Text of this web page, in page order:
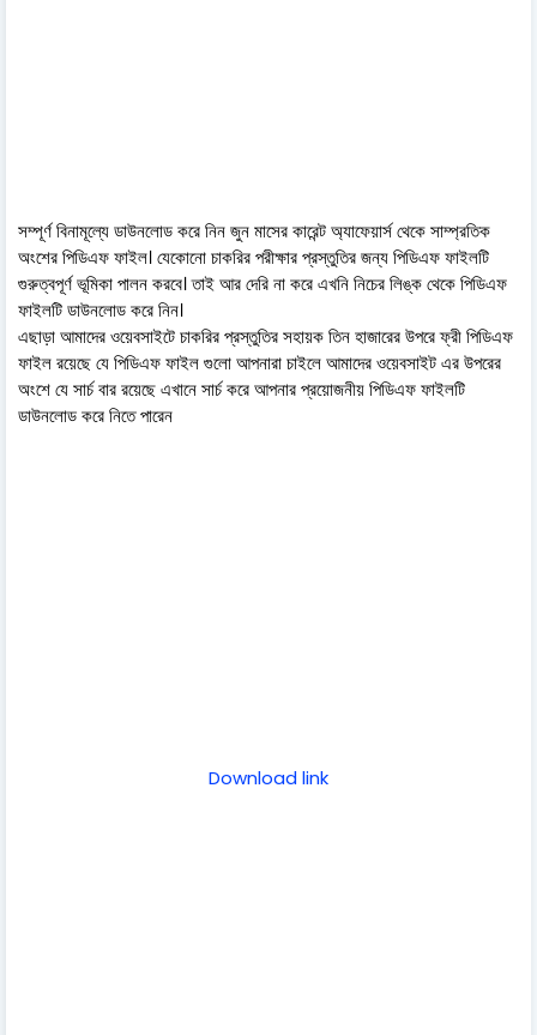
সম্পূর্ণ বিনামূল্যে ডাউনলোড করে নিন জুন মাসের কারেন্ট অ্যাফেয়ার্স থেকে সাম্প্রতিক
অংশের পিডিএফ ফাইল। যেকোনো চাকরির পরীক্ষার প্রস্তুতির জন্য পিডিএফ ফাইলটি
গুরুত্বপূর্ণ ভূমিকা পালন করবে। তাই আর দেরি না করে এখনি নিচের লিঙ্ক থেকে পিডিএফ
ফাইলটি ডাউনলোড করে নিন।
এছাড়া আমাদের ওয়েবসাইটে চাকরির প্রস্তুতির সহায়ক তিন হাজারের উপরে ফ্রী পিডিএফ
ফাইল রয়েছে যে পিডিএফ ফাইল গুলো আপনারা চাইলে আমাদের ওয়েবসাইট এর উপরের
অংশে যে সার্চ বার রয়েছে এখানে সার্চ করে আপনার প্রয়োজনীয় পিডিএফ ফাইলটি
ডাউনলোড করে নিতে পারেন
Download link